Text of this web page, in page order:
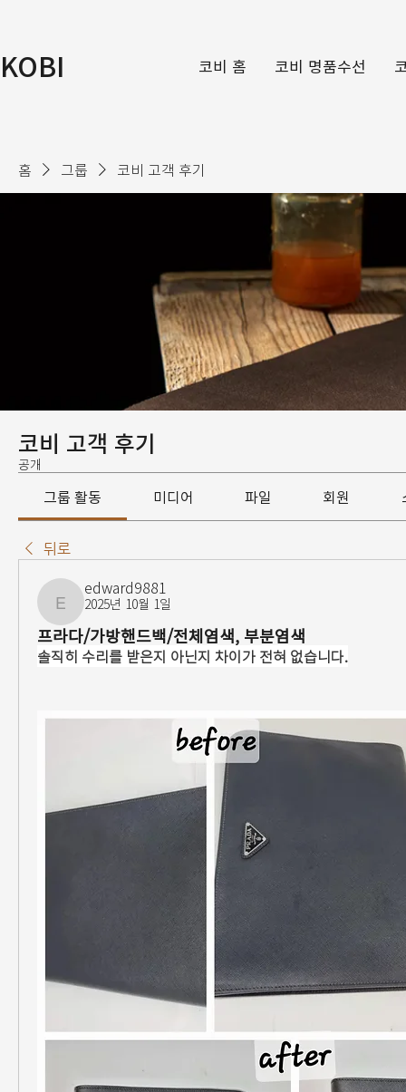
KOBI 코비 홈 코비 명품수선
홈 그룹 코비 고객 후기
코비 고객 후기
공개
그룹 활동 미디어 파일 회원
뒤로
edward9881
edward9881
2025년 10월 1일
프라다/가방핸드백/전체염색, 부분염색
솔직히 수리를 받은지 아닌지 차이가 전혀 없습니다.